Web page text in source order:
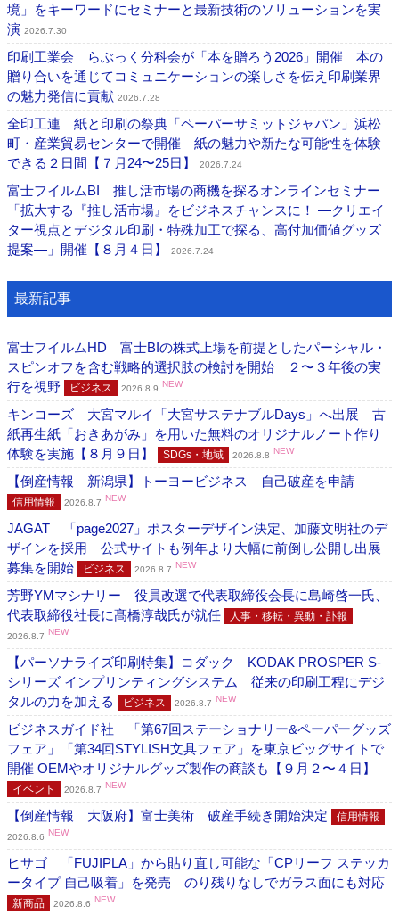
境」をキーワードにセミナーと最新技術のソリューションを実
演 2026.7.30
印刷工業会 らぶっく分科会が「本を贈ろう2026」開催 本の
贈り合いを通じてコミュニケーションの楽しさを伝え印刷業界
の魅力発信に貢献 2026.7.28
全印工連 紙と印刷の祭典「ペーパーサミットジャパン」浜松
町・産業貿易センターで開催 紙の魅力や新たな可能性を体験
できる２日間【７月24〜25日】
2026.7.24
富士フイルムBI 推し活市場の商機を探るオンラインセミナー
「拡大する『推し活市場』をビジネスチャンスに！ ―クリエイ
ター視点とデジタル印刷・特殊加工で探る、高付加価値グッズ
提案―」開催【８月４日】
2026.7.24
最新記事
富士フイルムHD 富士BIの株式上場を前提としたパーシャル・
スピンオフを含む戦略的選択肢の検討を開始 ２〜３年後の実
行を視野
ビジネス 2026.8.9 NEW
キンコーズ 大宮マルイ「大宮サステナブルDays」へ出展 古
紙再生紙「おきあがみ」を用いた無料のオリジナルノート作り
体験を実施【８月９日】
SDGs・地域 2026.8.8 NEW
【倒産情報 新潟県】トーヨービジネス 自己破産を申請
信用情報 2026.8.7 NEW
JAGAT 「page2027」ポスターデザイン決定、加藤文明社のデ
ザインを採用 公式サイトも例年より大幅に前倒し公開し出展
募集を開始
ビジネス 2026.8.7 NEW
芳野YMマシナリー 役員改選で代表取締役会長に島崎啓一氏、
代表取締役社長に髙橋淳哉氏が就任
人事・移転・異動・訃報
2026.8.7 NEW
【パーソナライズ印刷特集】コダック KODAK PROSPER S-
シリーズ インプリンティングシステム 従来の印刷工程にデジ
タルの力を加える
ビジネス 2026.8.7 NEW
ビジネスガイド社 「第67回ステーショナリー&ペーパーグッズ
フェア」「第34回STYLISH文具フェア」を東京ビッグサイトで
開催 OEMやオリジナルグッズ製作の商談も【９月２〜４日】
イベント 2026.8.7 NEW
【倒産情報 大阪府】富士美術 破産手続き開始決定 信用情報
2026.8.6 NEW
ヒサゴ 「FUJIPLA」から貼り直し可能な「CPリーフ ステッカ
ータイプ 自己吸着」を発売 のり残りなしでガラス面にも対応
新商品 2026.8.6 NEW